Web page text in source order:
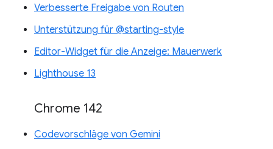
Verbesserte Freigabe von Routen
Unterstützung für @starting-style
Editor-Widget für die Anzeige: Mauerwerk
Lighthouse 13
Chrome 142
Codevorschläge von Gemini